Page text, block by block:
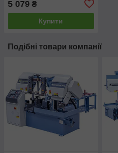
5 079 ₴
Купити
Подібні товари компанії